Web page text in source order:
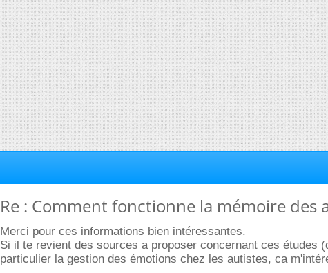
Re : Comment fonctionne la mémoire des
Merci pour ces informations bien intéressantes.
Si il te revient des sources a proposer concernant ces études
particulier la gestion des émotions chez les autistes, ca